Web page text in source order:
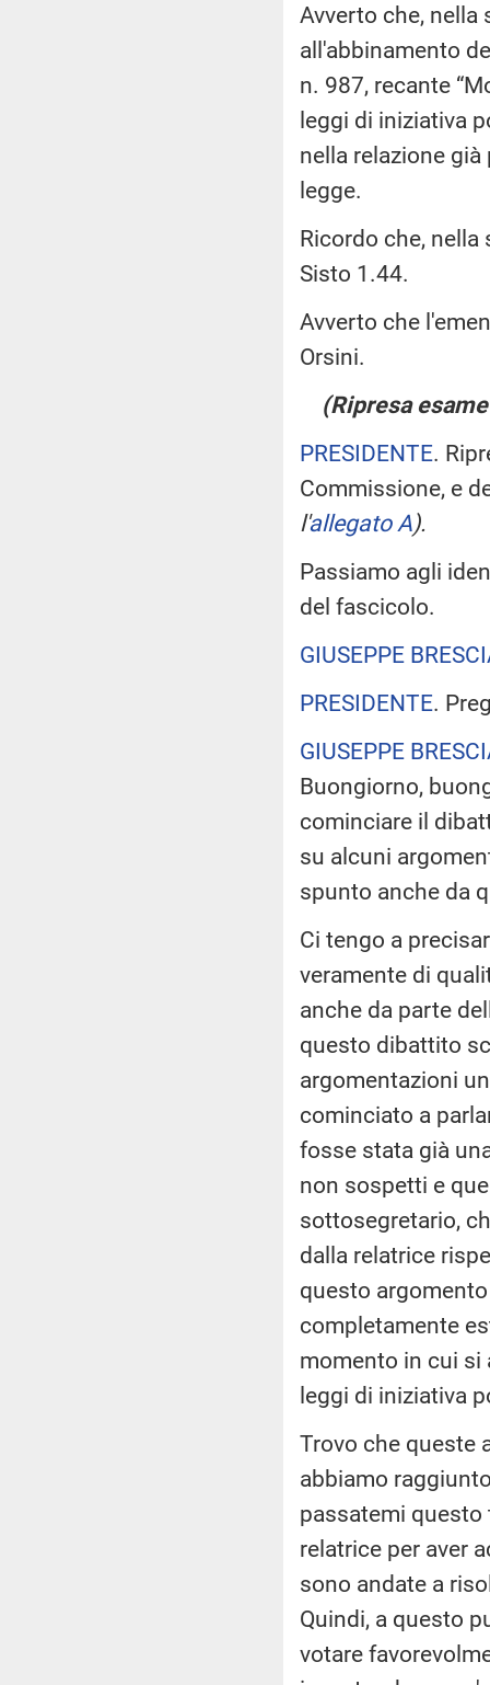
Avverto che, nella
all'abbinamento
n. 987, recante
leggi di iniziativa
nella relazione
legge.
Ricordo che,
Sisto 1.44.
Avverto che
Orsini.
(Ripresa
PRESIDENTE.
Commissione, e
l'allegato A).
Passiamo agli
del fascicolo.
GIUSEPPE
PRESIDENTE.
GIUSEPPE
Buongiorno,
cominciare il
su alcuni
spunto anche da
Ci tengo a
veramente di
anche da parte
questo dibattito
argomentazioni
cominciato a
fosse stata già
non sospetti e
sottosegretario,
dalla relatrice
questo
completamente
momento in cui si
leggi di iniziativa
Trovo che queste
abbiamo
passatemi
relatrice per aver
sono andate a
Quindi, a questo
votare